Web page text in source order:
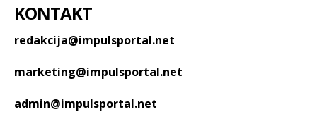
KONTAKT
redakcija@impulsportal.net
marketing@impulsportal.net
admin@impulsportal.net